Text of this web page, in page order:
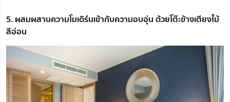
5. ผสมผสานความโมเดิร์นเข้ากับความอบอุ่น ด้วยโต๊ะข้างเตียงไม้
สีอ่อน